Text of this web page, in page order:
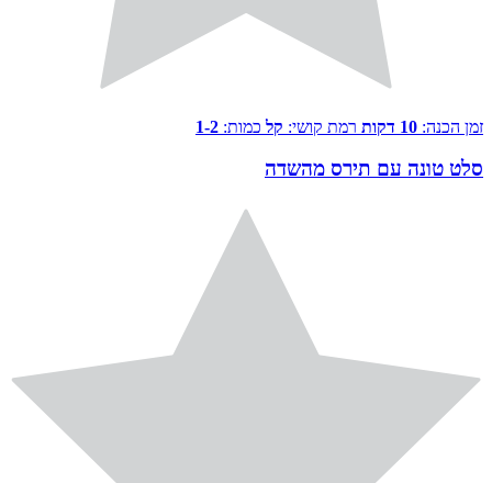
זמן הכנה: 10 דקות רמת קושי: קל כמות: 1-2
סלט טונה עם תירס מהשדה